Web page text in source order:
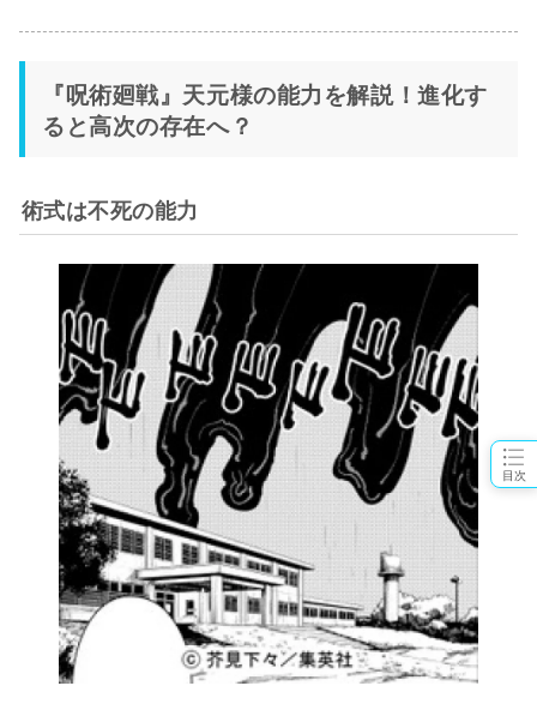
目次
『呪術廻戦』天元様の能力を解説！進化す
ると高次の存在へ？
術式は不死の能力